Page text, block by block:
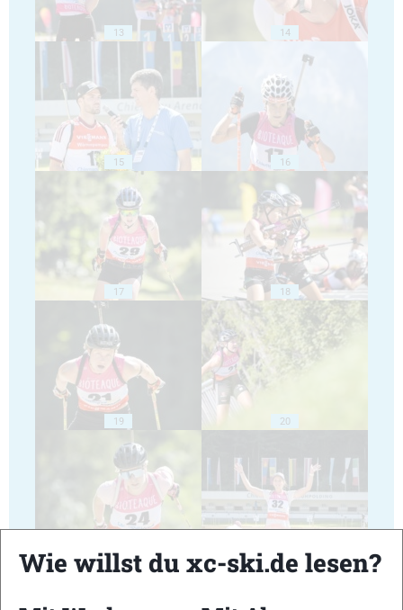
13 14
15 16
17 18
19 20
21 22
Wie willst du xc-ski.de lesen?